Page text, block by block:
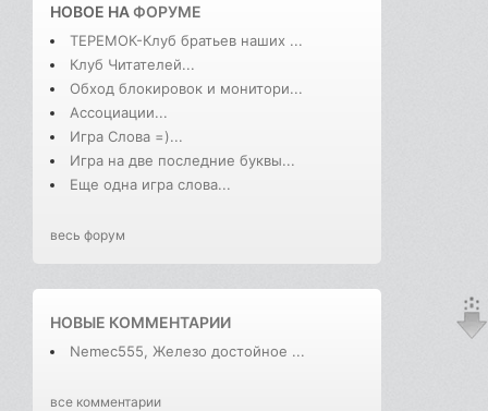
НОВОЕ НАФОРУМЕ
ТЕРЕМОК-Клуб братьев наших ...
Клуб Читателей...
Обход блокировок и монитори...
Ассоциации...
Игра Слова =)...
Игра на две последние буквы...
Еще одна игра слова...
весь форум
НОВЫЕ КОММЕНТАРИИ
Nemec555, Железо достойное ...
все комментарии